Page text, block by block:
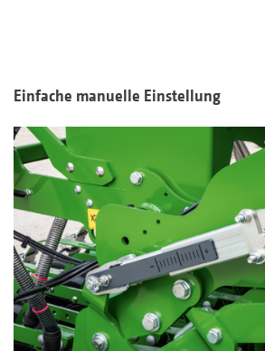
Einfache manuelle Einstellung